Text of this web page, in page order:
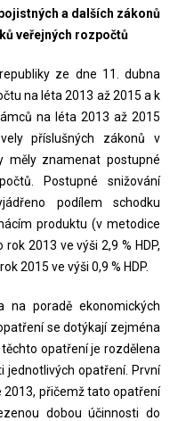
a dalších zákonů
veřejných rozpočtů
ze dne 11. dubna
na léta 2013 až 2015 a k
na léta 2013 až 2015
příslušných zákonů v
měly znamenat postupné
Postupné snižování
podílem schodku
produktu (v metodice
2013 ve výši 2,9 % HDP,
2015 ve výši 0,9 % HDP.
na poradě ekonomických
se dotýkají zejména
opatření je rozdělena
jednotlivých opatření. První
2013, přičemž tato opatření
dobou účinnosti do